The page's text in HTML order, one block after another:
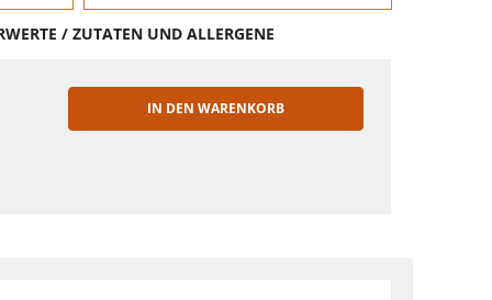
/ ZUTATEN UND ALLERGENE
IN DEN WARENKORB